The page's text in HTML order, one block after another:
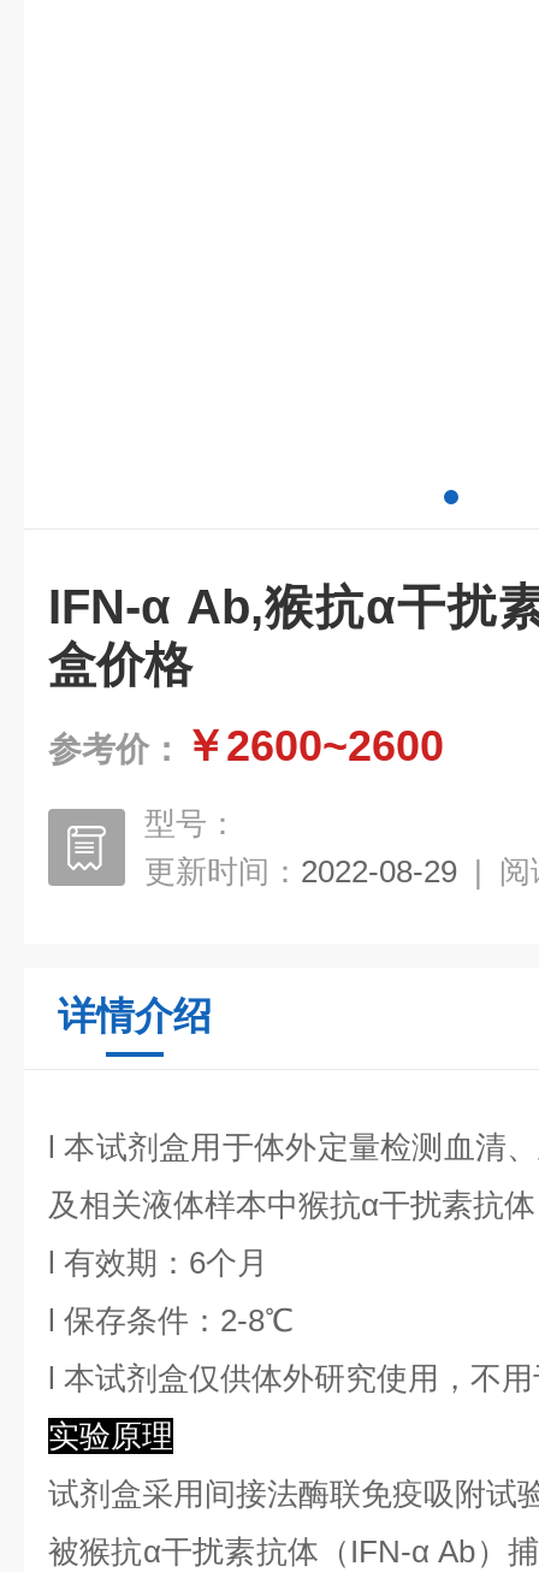
IFN-α Ab,猴抗α干扰
盒价格
参考价： ￥2600~2600
型号：
更新时间： 2022-08-29 | 阅
详情介绍
l本试剂盒用于体外定量检测血清
及相关液体样本中猴抗α干扰素抗体
l 有效期：6个月
l 保存条件： 2-8℃
l 本试剂盒仅供体外研究使用，不
实验原理
试剂盒采用间接法酶联免疫吸附试
被猴抗α干扰素抗体（IFN-α Ab）